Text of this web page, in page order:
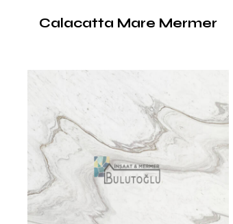
Calacatta Mare Mermer